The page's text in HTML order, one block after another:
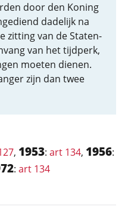
door den Koning
dadelijk na
zitting van de Staten-
van het tijdperk,
moeten dienen.
zijn dan twee
, 1953: art 134, 1956:
: art 134